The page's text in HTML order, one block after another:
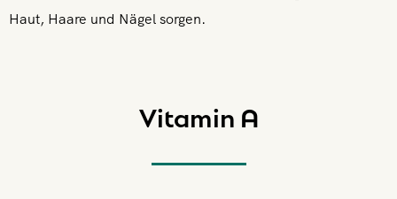
Haut, Haare und Nägel sorgen.
Vitamin A